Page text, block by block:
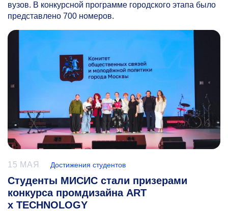
вузов. В конкурсной программе городского этапа было
представлено 700 номеров.
15 МАЯ Достижения студентов
Студенты МИСИС стали призерами
конкурса промдизайна ART
x TECHNOLOGY